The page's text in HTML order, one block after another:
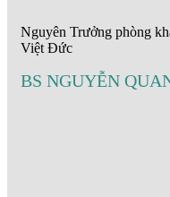
Nguyên Trưởng phòng
Việt Đức
BS NGUYỄN